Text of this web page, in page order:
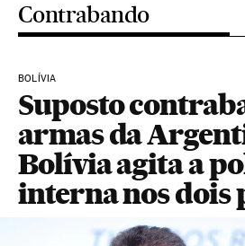
Contrabando
BOLÍVIA
Suposto
armas da
Bolívia agita a
interna nos dois